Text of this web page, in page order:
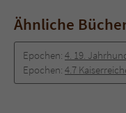
Ähnliche
Epochen: 4. 19.
Epochen: 4.7